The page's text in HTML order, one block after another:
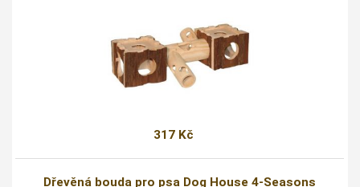
317 Kč
Dřevěná bouda pro psa Dog House 4-Seasons